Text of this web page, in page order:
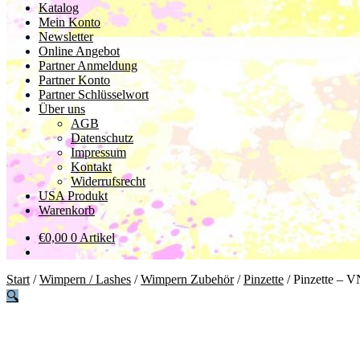
Katalog
Mein Konto
Newsletter
Online Angebot
Partner Anmeldung
Partner Konto
Partner Schlüsselwort
Über uns
AGB
Datenschutz
Impressum
Kontakt
Widerrufsrecht
USA Produkt
Warenkorb
€0,00 0 Artikel
Start /Wimpern / Lashes /Wimpern Zubehör/Pinzette /Pinzette –
🔍